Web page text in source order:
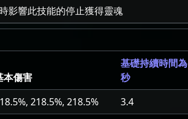
影響此技能的停止獲得靈魂
本傷害
基礎持續時間為
秒
218.5%, 218.5% 3.4